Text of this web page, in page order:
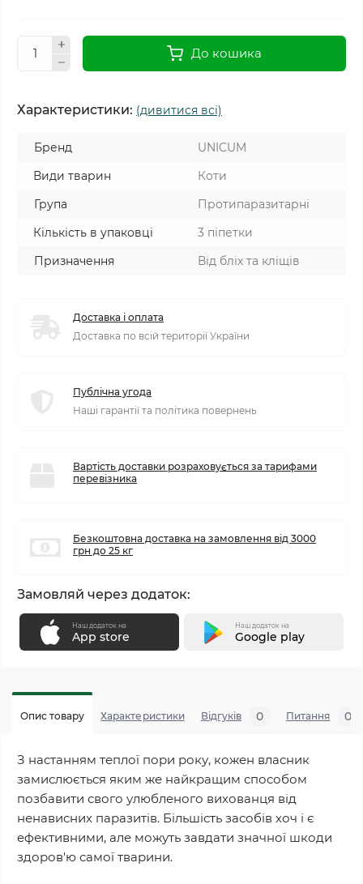
До кошика
Характеристики: (дивитися всі)
Бренд
UNICUM
Види тварин
Коти
Група
Протипаразитарні
Кількість в упаковці
3 піпетки
Призначення
Від бліх та кліщів
Доставка і оплата
Доставка по всій території України
Публічна угода
Наші гарантії та політика повернень
Вартість доставки розраховується за тарифами
перевізника
Безкоштовна доставка на замовлення від 3000
грн до 25 кг
Замовляй через додаток:
Наш додаток на
App store
Наш додаток на
Google play
Опис товару Характеристики Відгуків 0 Питання 0
З настанням теплої пори року, кожен власник
замислюється яким же найкращим способом
позбавити свого улюбленого вихованця від
ненависних паразитів. Більшість засобів хоч і є
ефективними, але можуть завдати значної шкоди
здоров'ю самої тварини.